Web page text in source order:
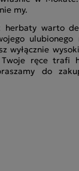
my.
herbaty warto
wyłącznie
ręce trafi
do